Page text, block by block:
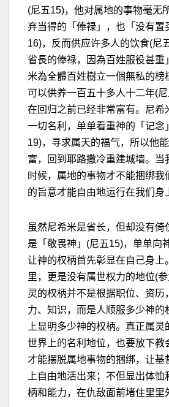
(尼五15)，他对属地的事物毫无
弃当得的「俸禄」，也「没有置
16)，反而供应许多人的饮食(尼
省長的俸祿，因為百姓服役甚重
米為全體百姓樹立一個無私的榜
可以供养一百五十多人十二年(
在回归之前已经非常富有。尼希
一切名利，单单看重神的「记念
19)，寻求属天的福气，所以他
富，回到耶路撒冷重建城墙。当
时候，属地的事物才不能捆绑我
的旨意才能自由地运行在我们身
虽然尼希米是省长，但却没有倚
是「敬畏神」(尼五15)，单单向
让神的权柄首先彰显在自己身上
里，更是没有属世权力的地位(
灵的权柄并不是根据职位、资历
力、知识，而是人顺服多少神的
上显明多少神的权柄。真正属
世界上的名利地位，也要放下教
才能摆脱属地事物的捆绑，让基
上自由地活出来；不但显出体
柄和能力，在仇敌面前堵住里里